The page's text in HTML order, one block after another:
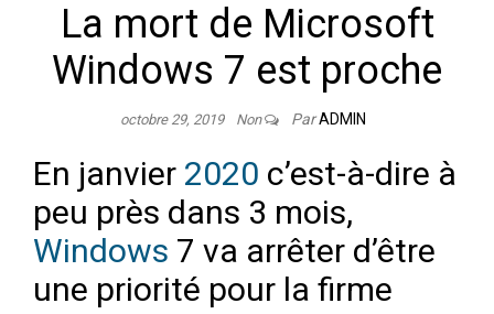
La mort de Microsoft
Windows 7 est proche
octobre 29, 2019 Non ParADMIN
En janvier 2020 c’est-à-dire à
peu près dans 3 mois,
Windows 7 va arrêter d’être
une priorité pour la firme